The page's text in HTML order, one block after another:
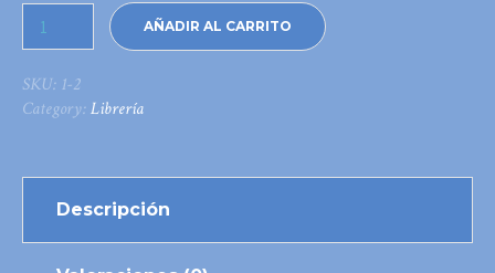
AÑADIR AL CARRITO
SKU: 1-2
Category:Librería
Descripción